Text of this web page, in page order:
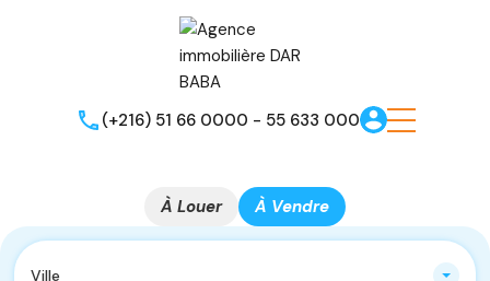
(+216) 51 66 0000 - 55 633 000
À Louer À Vendre
Ville